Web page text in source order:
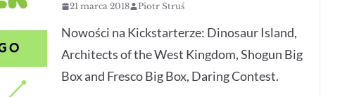
21 marca 2018 Piotr Struś
Nowości na Kickstarterze: Dinosaur Island,
Architects of the West Kingdom, Shogun Big
Box and Fresco Big Box, Daring Contest.